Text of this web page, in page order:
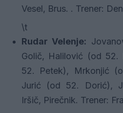
Vesel, Brus. . Trener:
\t
Rudar Velenje:
Golič, Halilović (od 52.
52. Petek), Mrkonjić
Jurić (od 52. Dorić),
Iršič, Pirečnik. Trener: